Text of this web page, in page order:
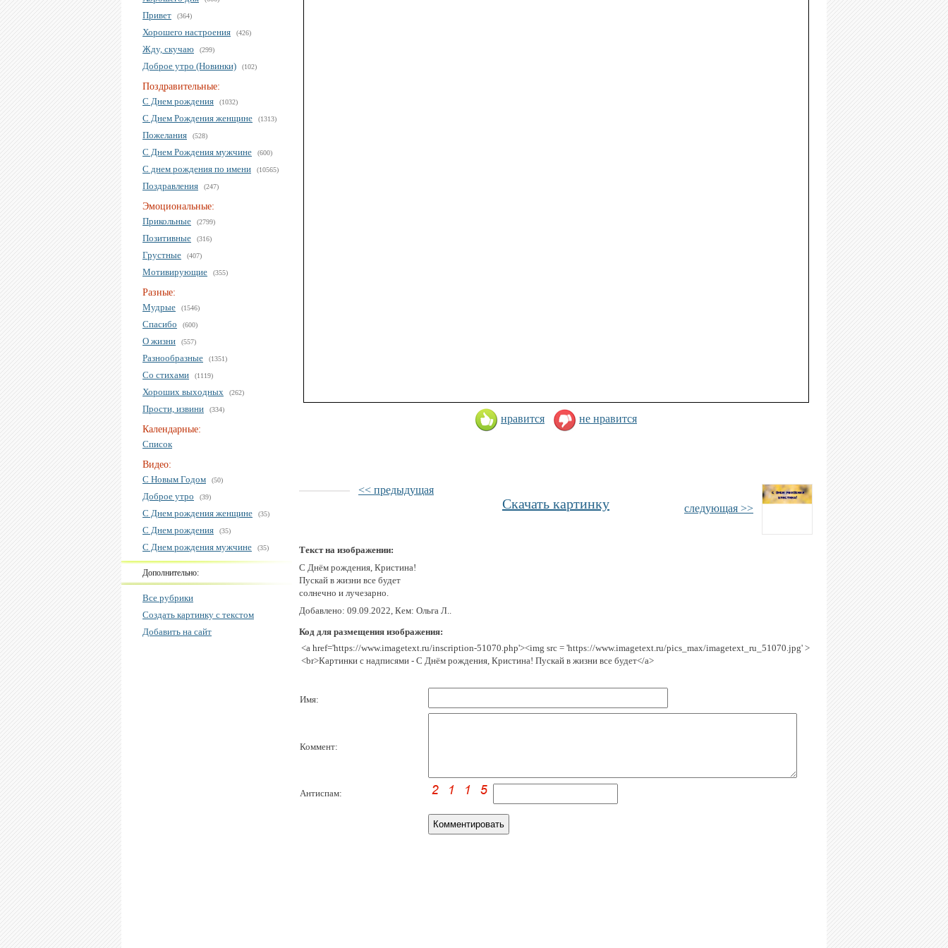
Привет (364)
Хорошего настроения (426)
Жду, скучаю (299)
Доброе утро (Новинки) (102)
Поздравительные:
С Днем рождения
(1032)
С Днем Рождения женщине (1313)
Пожелания (528)
С Днем Рождения мужчине (600)
С днем рождения по имени (10565)
Поздравления (247)
Эмоциональные:
Прикольные
(2799)
Позитивные (316)
Грустные (407)
Мотивирующие (355)
Разные:
Мудрые
(1546)
Спасибо (600)
О жизни (557)
Разнообразные (1351)
Со стихами (1119)
Хороших выходных (262)
Прости, извини (334)
Календарные:
Список
Видео:
С Новым Годом
(50)
Доброе утро (39)
С Днем рождения женщине (35)
С Днем рождения (35)
С Днем рождения мужчине (35)
Дополнительно:
Все рубрики
Создать картинку с текстом
Добавить на сайт
нравится не нравится
<< предыдущая
следующая >>
Скачать картинку
Текст на изображении:
С Днём рождения, Кристина!
Пускай в жизни все будет
солнечно и лучезарно.
Добавлено: 09.09.2022, Кем: Ольга Л..
Код для размещения изображения:
<a href='https://www.imagetext.ru/inscription-51070.php'><img src = 'https://www.imagetext.ru/pics_max/imagetext_ru_51070.jpg' >
<br>Картинки с надписями - С Днём рождения, Кристина! Пускай в жизни все будет</a>
Имя:
Коммент:
Антиспам: